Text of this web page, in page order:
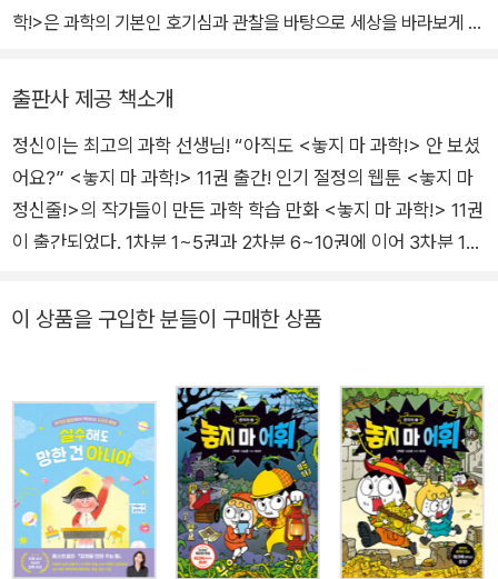
학!>은 과학의 기본인 호기심과 관찰을 바탕으로 세상을 바라보게 만
금증을 엉뚱하고 기발하게 풀어 나가는 스토리를 따라가다 보면 쉽고
재미있게 과학 내용을 이해할 수 있다. 아이들이 과학에 재미를 붙이
게 하는 데 아주 적합한 책이다.
출판사 제공 책소개
정신이는 최고의 과학 선생님! “아직도 <놓지 마 과학!> 안 보셨
어요?” <놓지 마 과학!> 11권 출간! 인기 절정의 웹툰 <놓지 마
정신줄!>의 작가들이 만든 과학 학습 만화 <놓지 마 과학!> 11권
이 출간되었다. 1차분 1~5권과 2차분 6~10권에 이어 3차분 11
시리즈는 1권이 2016년 8월에 출간된 이후, 매번 새 책이 나올
린이 독자들의 수가 점점 늘어 가고 있으며, 새 책의 출간 시기를
묻는 문의 전화 또한 잇따른다고 한다. <놓지 마 정신줄!>은 20
09년 8월 연재를 시작해 현재까지 11년째 이어 오며 조회 수 28
억 뷰가 넘는 초인기 웹툰으로 성장했다. 또한 어린이 독자들의
사랑을 바탕으로 방송 애니메이션으로 만들어지기도 했다. <놓
지 마 과학!> 시리즈는 <놓지 마 정신줄!>의 캐릭터들이 등장하
이 상품을 구입한 분들이 구매한 상품